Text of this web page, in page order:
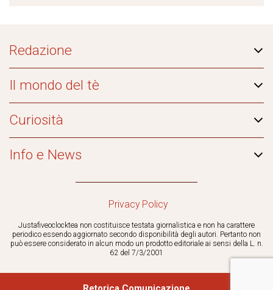
Redazione
Il mondo del tè
Curiosità
Info e News
Privacy Policy
Justafiveoclocktea non costituisce testata giornalistica e non ha carattere
periodico essendo aggiornato secondo disponibilità degli autori. Pertanto non
può essere considerato in alcun modo un prodotto editoriale ai sensi della L. n.
62 del 7/3/2001